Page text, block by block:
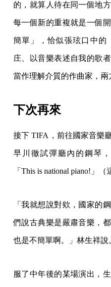
的，就算人待在同一個地
每一個新的重複就是一個
簡單」，恰似張玹口中的
庄、以音樂表述自我的歌
當作理解介質的作曲家，兩
下次再來
接下 TIFA，前往國家音樂
早川徹試彈廳內的鋼琴
「This is national piano!」
「我就想說對欸，國家的
們說古典樂是嚴肅音樂，
也是不簡單啊。」林生祥說
服了中年後的某場演出，